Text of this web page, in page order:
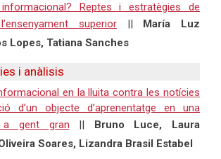
informacional? Reptes i estratègies de
superior
María Luz
Lopes, Tatiana Sanches
i anàlisis
en la lluita contra les notícies
d’un objecte d’aprenentatge en una
gent gran
||
Bruno Luce, Laura
Soares, Lizandra Brasil Estabel